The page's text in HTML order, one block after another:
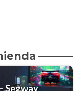
Segway